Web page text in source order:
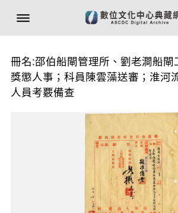
冊名:邵伯船閘管理所、劉老澗船閘
獎懲人事；科員陳雲藻送審；淮河
人員考覈備查